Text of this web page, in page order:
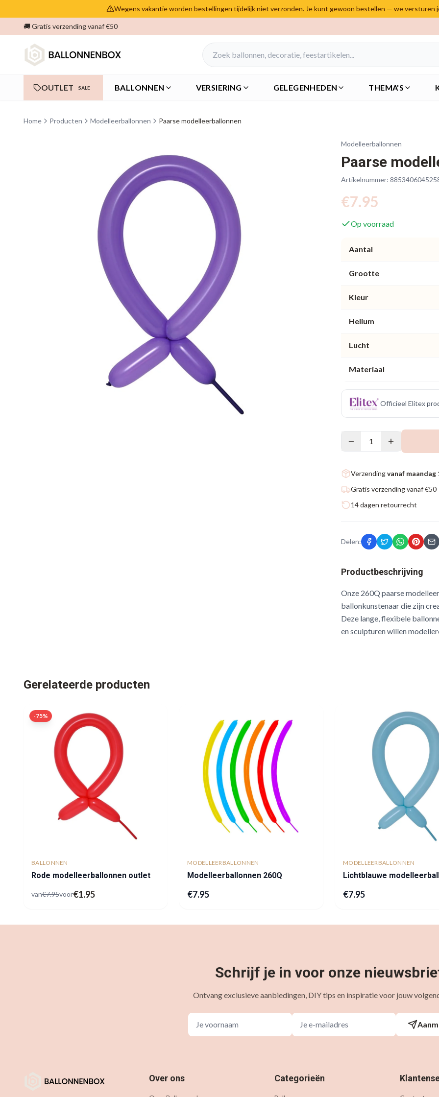
Wegens vakantie worden bestellingen tijdelijk niet verzonden. Je kunt gewoon bestellen — we versturen
🚚 Gratis verzending vanaf €50
OUTLET SALE BALLONNEN VERSIERING GELEGENHEDEN THEMA'S
Home Producten Modelleerballonnen Paarse modelleerballonnen
Modelleerballonnen
Paarse
Artikelnummer:
€7.95
Op voorraad
Aantal
Grootte
Kleur
Helium
Lucht
Materiaal
Officieel Elitex
1
Verzendingvanaf maandag
Gratis verzending vanaf €50
14 dagen retourrecht
Delen:
Productbeschrijving
Onze 260Q paarse
ballonkunstenaar die zijn
Deze lange, flexibele
en sculpturen willen
Gerelateerde producten
-75%
BALLONNEN
Rode modelleerballonnen outlet
van€7.95voor€1.95
MODELLEERBALLONNEN
Modelleerballonnen 260Q
€7.95
MODELLEERBALLONNEN
Lichtblauwe
€7.95
Schrijf je in voor onze
Ontvang exclusieve aanbiedingen, DIY tips en inspiratie voor jouw
Over ons Categorieën